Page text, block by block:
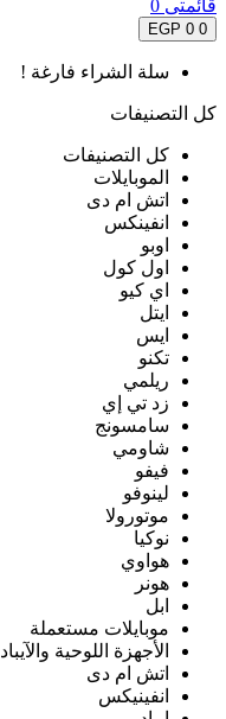
قائمتى 0
0
0 EGP
سلة الشراء فارغة !
كل التصنيفات
كل التصنيفات
الموبايلات
اتش ام دى
انفينكس
اوبو
اول كول
اي كيو
ايتل
ايس
تكنو
ريلمي
زد تي إي
سامسونج
شاومي
فيفو
لينوفو
موتورولا
نوكيا
هواوي
هونر
ابل
موبايلات مستعملة
الأجهزة اللوحية والآيباد
اتش ام دى
انفينيكس